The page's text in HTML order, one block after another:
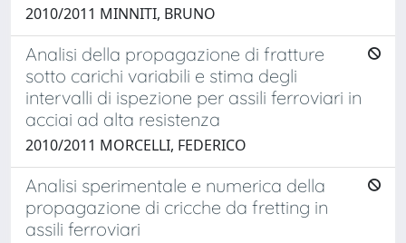
2010/2011 MINNITI, BRUNO
Analisi della propagazione di fratture
sotto carichi variabili e stima degli
intervalli di ispezione per assili ferroviari in
acciai ad alta resistenza
2010/2011 MORCELLI, FEDERICO
Analisi sperimentale e numerica della
propagazione di cricche da fretting in
assili ferroviari